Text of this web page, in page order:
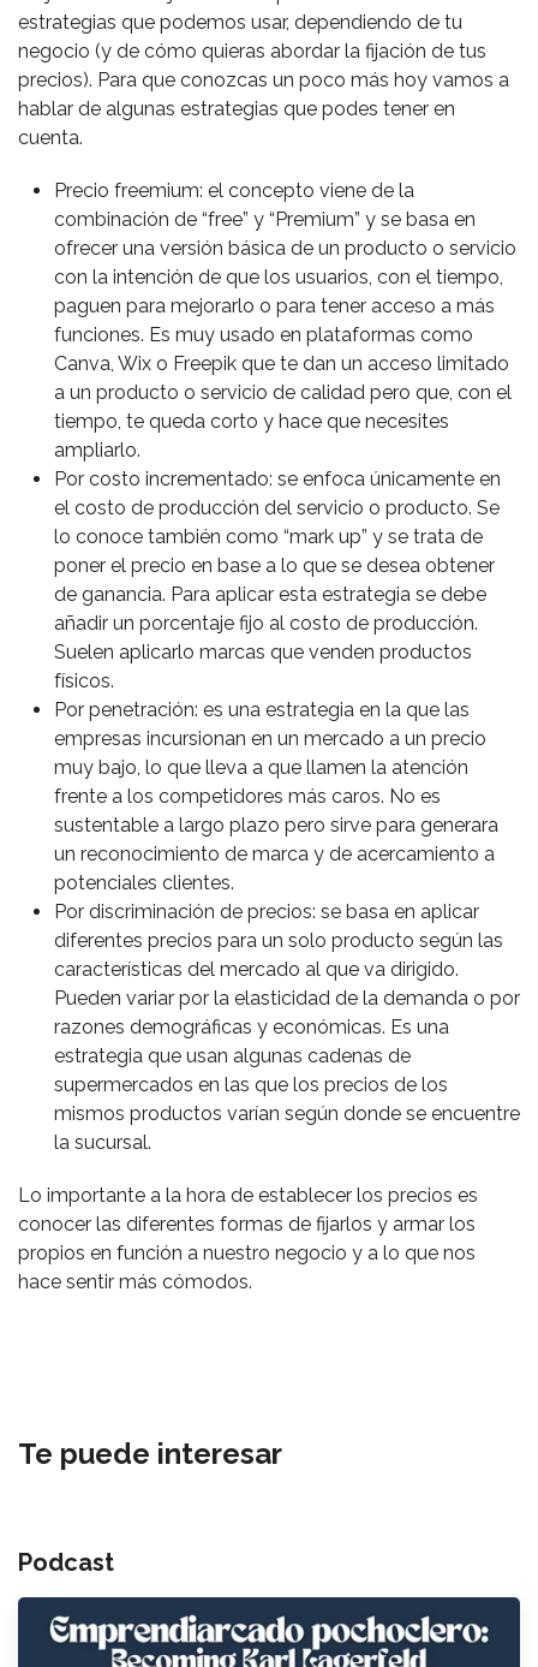
estrategias que podemos usar, dependiendo de tu
negocio (y de cómo quieras abordar la fijación de tus
precios). Para que conozcas un poco más hoy vamos a
hablar de algunas estrategias que podes tener en
cuenta.
Precio freemium: el concepto viene de la
combinación de “free” y “Premium” y se basa en
ofrecer una versión básica de un producto o servicio
con la intención de que los usuarios, con el tiempo,
paguen para mejorarlo o para tener acceso a más
funciones. Es muy usado en plataformas como
Canva, Wix o Freepik que te dan un acceso limitado
a un producto o servicio de calidad pero que, con el
tiempo, te queda corto y hace que necesites
ampliarlo.
Por costo incrementado: se enfoca únicamente en
el costo de producción del servicio o producto. Se
lo conoce también como “mark up” y se trata de
poner el precio en base a lo que se desea obtener
de ganancia. Para aplicar esta estrategia se debe
añadir un porcentaje fijo al costo de producción.
Suelen aplicarlo marcas que venden productos
físicos.
Por penetración: es una estrategia en la que las
empresas incursionan en un mercado a un precio
muy bajo, lo que lleva a que llamen la atención
frente a los competidores más caros. No es
sustentable a largo plazo pero sirve para generara
un reconocimiento de marca y de acercamiento a
potenciales clientes.
Por discriminación de precios: se basa en aplicar
diferentes precios para un solo producto según las
características del mercado al que va dirigido.
Pueden variar por la elasticidad de la demanda o por
razones demográficas y económicas. Es una
estrategia que usan algunas cadenas de
supermercados en las que los precios de los
mismos productos varían según donde se encuentre
la sucursal.
Lo importante a la hora de establecer los precios es
conocer las diferentes formas de fijarlos y armar los
propios en función a nuestro negocio y a lo que nos
hace sentir más cómodos.
Te puede interesar
Podcast